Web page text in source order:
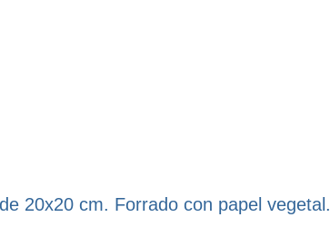
20x20 cm. Forrado con papel vegetal.